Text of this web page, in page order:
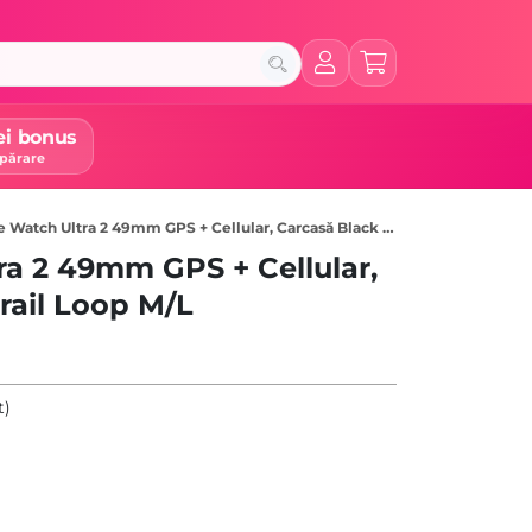
bonus
Ultra 2 49mm GPS + Cellular, Carcasă Black Titanium, Black Trail Loop M/L
2 49mm GPS + Cellular,
Loop M/L